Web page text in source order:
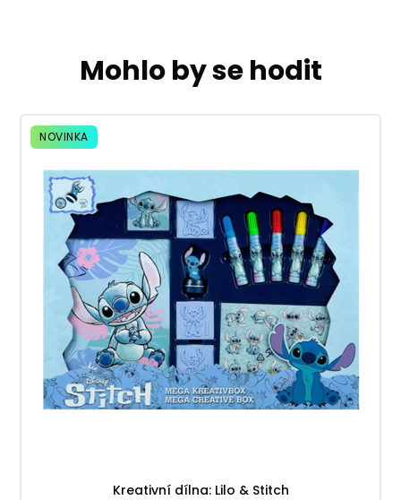
Mohlo by se hodit
NOVINKA
Kreativní dílna: Lilo & Stitch